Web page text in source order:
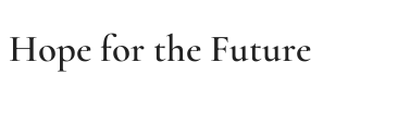
for the Future